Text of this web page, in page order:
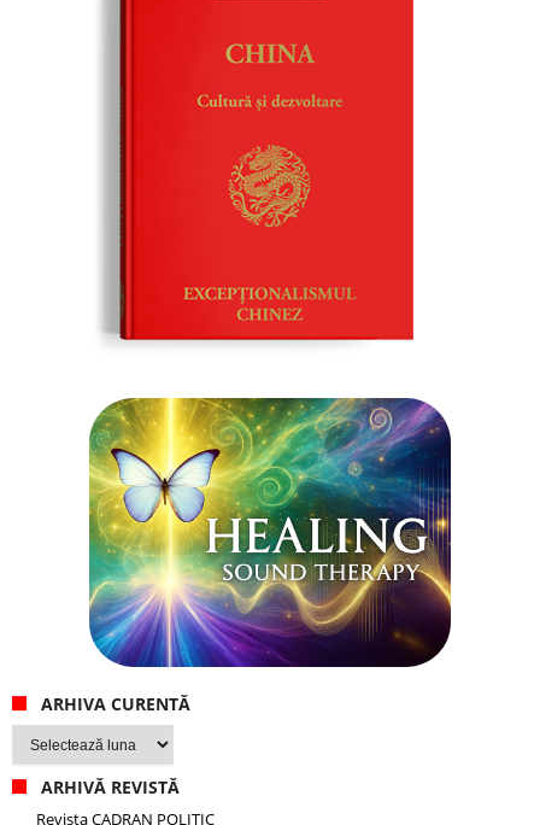
ARHIVA CURENTĂ
Arhiva
curentă
ARHIVĂ REVISTĂ
Revista CADRAN POLITIC